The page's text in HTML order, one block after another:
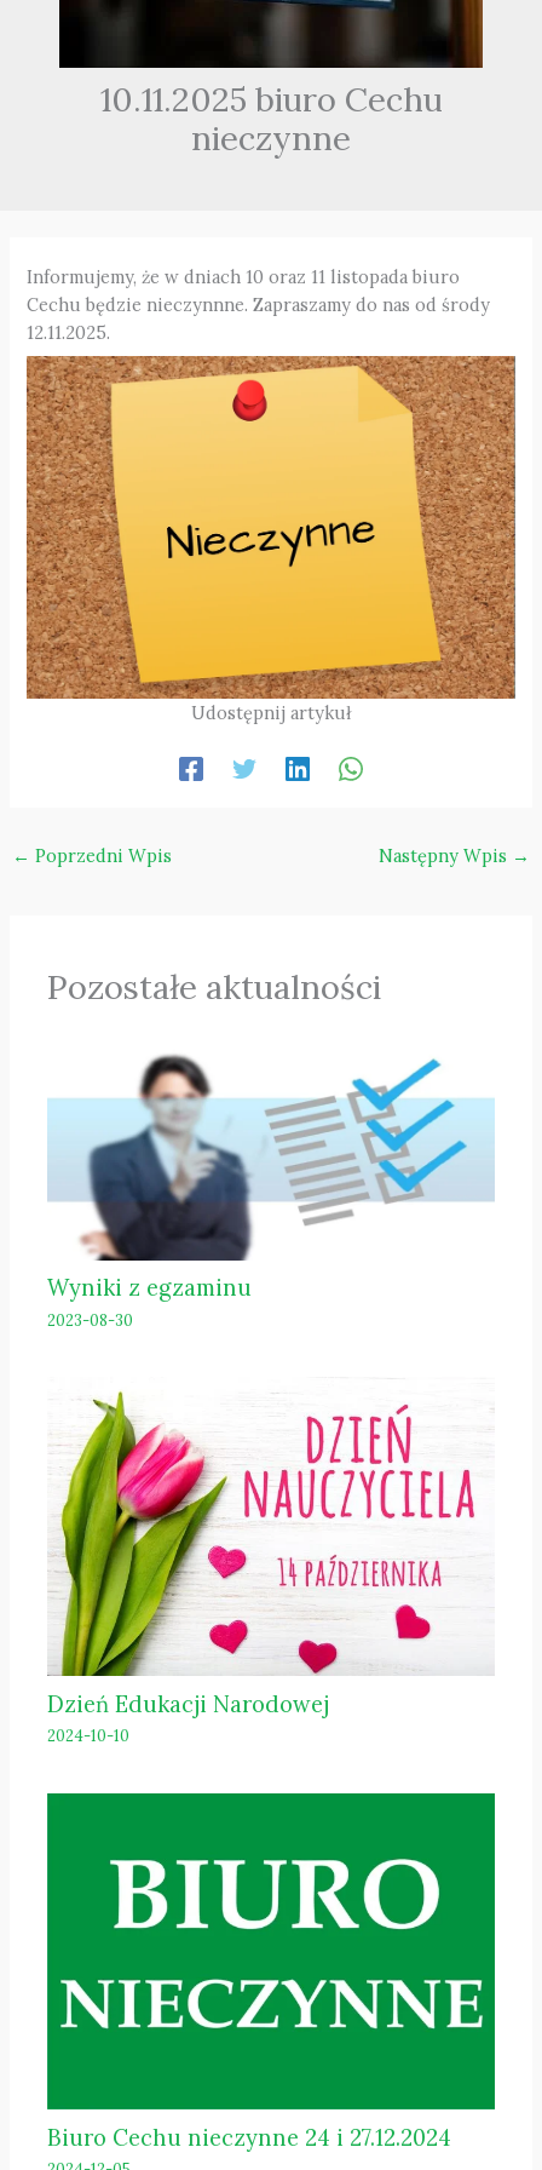
10.11.2025 biuro Cechu
nieczynne
Informujemy, że w dniach 10 oraz 11 listopada biuro
Cechu będzie nieczynnne. Zapraszamy do nas od środy
12.11.2025.
Udostępnij artykuł
← Poprzedni Wpis Następny Wpis →
Pozostałe aktualności
Wyniki z egzaminu
2023-08-30
Dzień Edukacji Narodowej
2024-10-10
Biuro Cechu nieczynne 24 i 27.12.2024